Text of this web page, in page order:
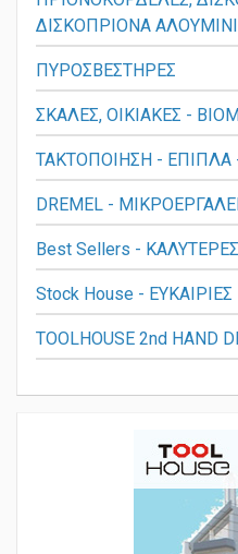
ΠΡΙΟΝΟΚΟΡΔΕΛΕΣ,
ΔΙΣΚΟΠΡΙΟΝΑ
ΠΥΡΟΣΒΕΣΤΗΡΕΣ
ΣΚΑΛΕΣ, ΟΙΚΙΑΚΕΣ -
ΤΑΚΤΟΠΟΙΗΣΗ - ΕΠΙΠΛΑ
DREMEL -
Best Sellers -
Stock House - ΕΥΚΑΙΡΙΕΣ
TOOLHOUSE 2nd HAND